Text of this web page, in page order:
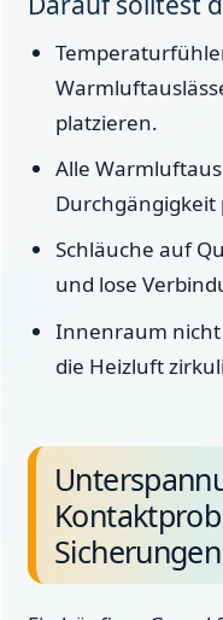
platzieren.
Alle
Durchgängigkeit
Schläuche auf
und lose
Innenraum
die Heizluft